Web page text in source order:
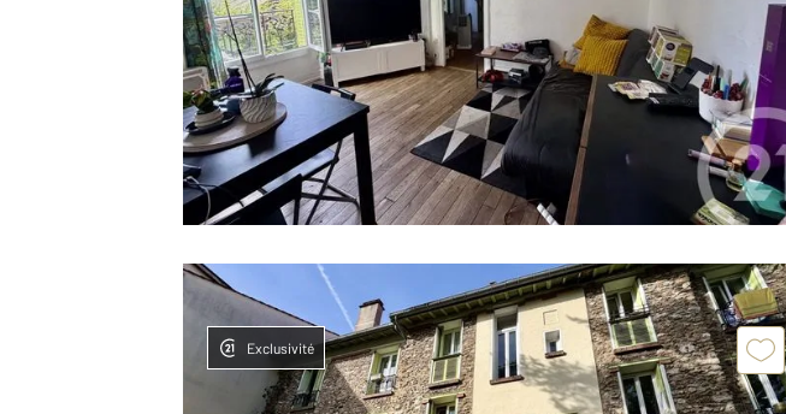
Exclusivité